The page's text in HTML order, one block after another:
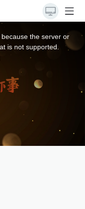
the server or
is not supported.